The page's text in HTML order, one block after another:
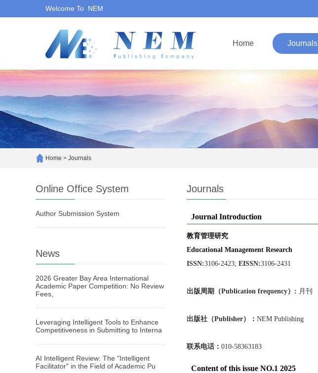
Welcome To NEM
Home Journals
Home > Journals
Online Office System
Author Submission System
News
2026 Greater Bay Area International
Academic Paper Competition: No Review
Fees,
Leveraging Intelligent Tools to Enhance
Competitiveness in Submitting to Interna
AI Intelligent Review: The "Intelligent
Facilitator" in the Field of Academic Pu
Journals
Journal Introduction
教育管理研究
Educational Management Research
ISSN:3106-2423; EISSN:3106-2431
出版周期（Publication frequency）: 月刊
出版社 （Publisher）： NEM Publishing
联系电话： 010-58363183
Content of this issue NO.1 2025